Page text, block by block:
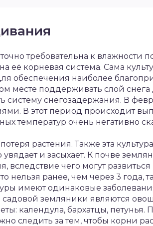
требовательна к влажности
её корневая система. Сама
обеспечения наиболее
месте поддерживать слой
систему снегозадержания. В
В этот период происходит
температур очень негативно
растения. Также эта
увядает и засыхает. К почве
вследствие чего могут
нельзя ранее, чем через 3 года,
имеют одинаковые
земляники являются
календула, бархатцы,
следить за тем, чтобы корни